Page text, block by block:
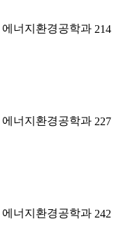
에너지환경공학과 214
에너지환경공학과 227
에너지환경공학과 242